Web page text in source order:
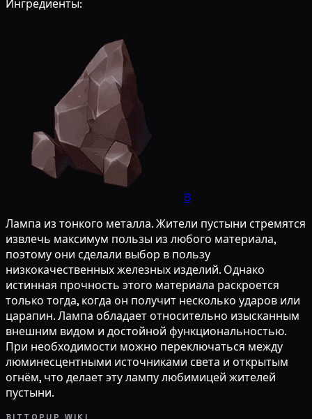
Ингредиенты:
8
Лампа из тонкого металла. Жители пустыни стремятся
извлечь максимум пользы из любого материала,
поэтому они сделали выбор в пользу
низкокачественных железных изделий. Однако
истинная прочность этого материала раскроется
только тогда, когда он получит несколько ударов или
царапин. Лампа обладает относительно изысканным
внешним видом и достойной функциональностью.
При необходимости можно переключаться между
люминесцентными источниками света и открытым
огнём, что делает эту лампу любимицей жителей
пустыни.
BITTOPUP WIKI